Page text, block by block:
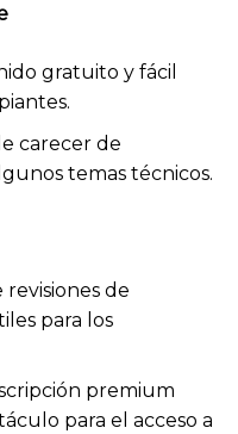
gratuito y fácil
carecer de
temas técnicos.
de
para los
premium
para el acceso a